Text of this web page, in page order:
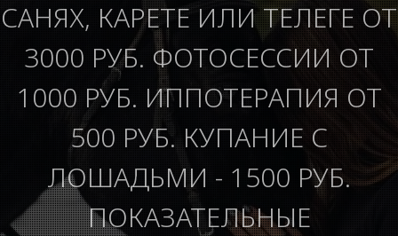
САНЯХ, КАРЕТЕ ИЛИ ТЕЛЕГЕ ОТ
3000 РУБ. ФОТОСЕССИИ ОТ
1000 РУБ. ИППОТЕРАПИЯ ОТ
500 РУБ. КУПАНИЕ С
ЛОШАДЬМИ - 1500 РУБ.
ПОКАЗАТЕЛЬНЫЕ